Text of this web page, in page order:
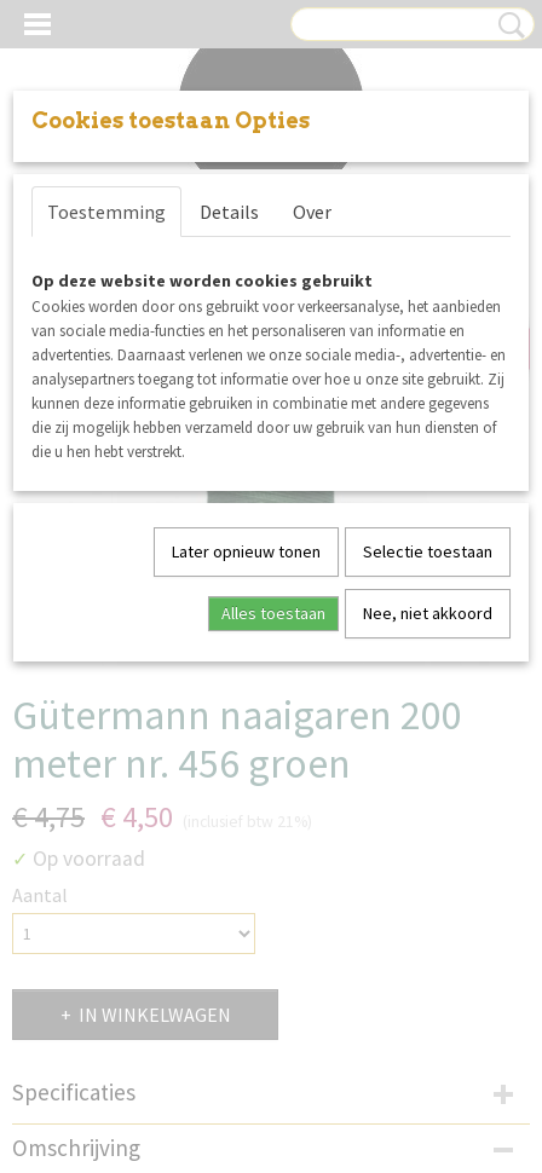
Inloggen Registreren
opnieuw binnen
Gütermann naaigaren 200
meter nr. 456 groen
€ 4,75 € 4,50
✓ Op voorraad
Aantal
IN WINKELWAGEN
Specificaties
Productcode
GM200N456
Omschrijving
Cookies toestaan Opties
Toestemming Details Over
Op deze website worden cookies gebruikt
Cookies worden door ons gebruikt voor verkeersanalyse, het aanbieden
van sociale media-functies en het personaliseren van informatie en
advertenties. Daarnaast verlenen we onze sociale media-, advertentie- en
analysepartners toegang tot informatie over hoe u onze site gebruikt. Zij
kunnen deze informatie gebruiken in combinatie met andere gegevens
die zij mogelijk hebben verzameld door uw gebruik van hun diensten of
die u hen hebt verstrekt.
Later opnieuw tonen Selectie toestaan
Alles toestaan Nee, niet akkoord